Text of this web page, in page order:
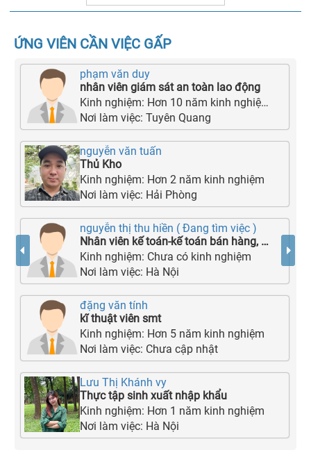
ỨNG VIÊN CẦN VIỆC GẤP
phạm văn duy
nhân viên giám sát an toàn lao động
Kinh nghiệm: Hơn 10 năm kinh nghiệm
Nơi làm việc: Tuyên Quang
nguyễn văn tuấn
Thủ Kho
Kinh nghiệm: Hơn 2 năm kinh nghiệm
Nơi làm việc: Hải Phòng
nguyễn thị thu hiền ( Đang tìm việc )
Nhân viên kế toán-kế toán bán hàng, Nội bộ, kho
Kinh nghiệm: Chưa có kinh nghiệm
Nơi làm việc: Hà Nội
đặng văn tính
kĩ thuật viên smt
Kinh nghiệm: Hơn 5 năm kinh nghiệm
Nơi làm việc: Chưa cập nhật
Lưu Thị Khánh vy
Thực tập sinh xuất nhập khẩu
Kinh nghiệm: Hơn 1 năm kinh nghiệm
Nơi làm việc: Hà Nội